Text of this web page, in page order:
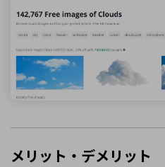
メリット・デメリット